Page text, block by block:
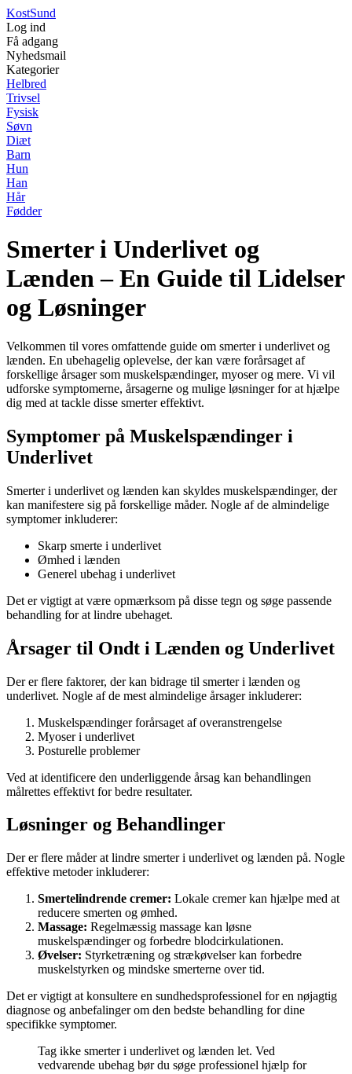
KostSund
Log ind
Få adgang
Nyhedsmail
Kategorier
Helbred
Trivsel
Fysisk
Søvn
Diæt
Barn
Hun
Han
Hår
Fødder
Smerter i Underlivet og
Lænden – En Guide til Lidelser
og Løsninger
Velkommen til vores omfattende guide om smerter i underlivet og
lænden. En ubehagelig oplevelse, der kan være forårsaget af
forskellige årsager som muskelspændinger, myoser og mere. Vi vil
udforske symptomerne, årsagerne og mulige løsninger for at hjælpe
dig med at tackle disse smerter effektivt.
Symptomer på Muskelspændinger i
Underlivet
Smerter i underlivet og lænden kan skyldes muskelspændinger, der
kan manifestere sig på forskellige måder. Nogle af de almindelige
symptomer inkluderer:
Skarp smerte i underlivet
Ømhed i lænden
Generel ubehag i underlivet
Det er vigtigt at være opmærksom på disse tegn og søge passende
behandling for at lindre ubehaget.
Årsager til Ondt i Lænden og Underlivet
Der er flere faktorer, der kan bidrage til smerter i lænden og
underlivet. Nogle af de mest almindelige årsager inkluderer:
Muskelspændinger forårsaget af overanstrengelse
Myoser i underlivet
Posturelle problemer
Ved at identificere den underliggende årsag kan behandlingen
målrettes effektivt for bedre resultater.
Løsninger og Behandlinger
Der er flere måder at lindre smerter i underlivet og lænden på. Nogle
effektive metoder inkluderer:
Smertelindrende cremer: Lokale cremer kan hjælpe med at
reducere smerten og ømhed.
Massage: Regelmæssig massage kan løsne
muskelspændinger og forbedre blodcirkulationen.
Øvelser: Styrketræning og strækøvelser kan forbedre
muskelstyrken og mindske smerterne over tid.
Det er vigtigt at konsultere en sundhedsprofessionel for en nøjagtig
diagnose og anbefalinger om den bedste behandling for dine
specifikke symptomer.
Tag ikke smerter i underlivet og lænden let. Ved
vedvarende ubehag bør du søge professionel hjælp for